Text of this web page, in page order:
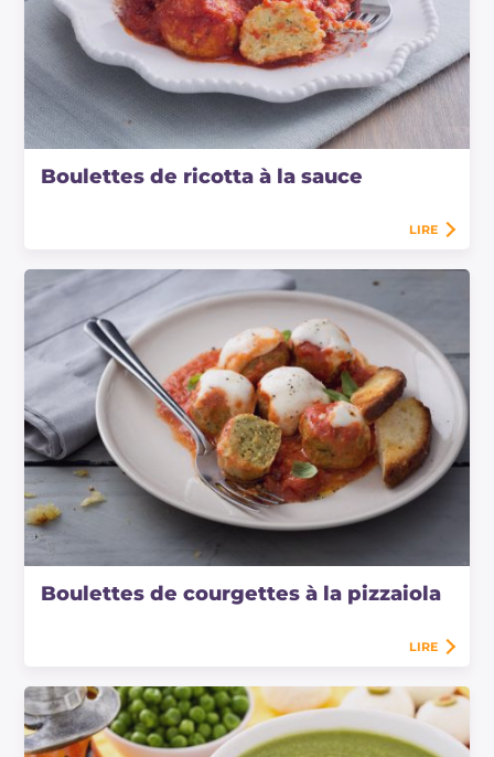
Boulettes de ricotta à la sauce
LIRE
Boulettes de courgettes à la pizzaiola
LIRE